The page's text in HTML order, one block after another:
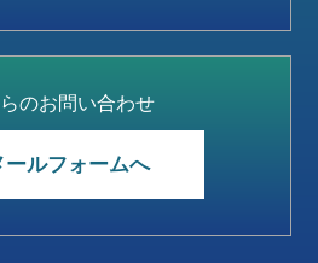
のお問い合わせ
ールフォームへ